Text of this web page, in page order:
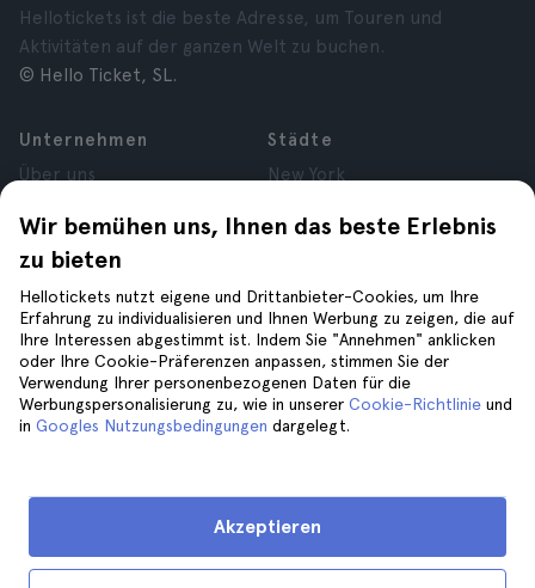
Wir bemühen uns, Ihnen das beste Erlebnis
zu bieten
Hellotickets nutzt eigene und Drittanbieter-Cookies, um Ihre
Erfahrung zu individualisieren und Ihnen Werbung zu zeigen, die auf
Ihre Interessen abgestimmt ist. Indem Sie "Annehmen" anklicken
oder Ihre Cookie-Präferenzen anpassen, stimmen Sie der
Verwendung Ihrer personenbezogenen Daten für die
Werbungspersonalisierung zu, wie in unserer Cookie-Richtlinie und
in Googles Nutzungsbedingungen dargelegt.
Akzeptieren
Hellotickets ist die beste Adresse, um Touren und
Aktivitäten auf der ganzen Welt zu buchen.
© Hello Ticket, SL.
Unternehmen
Über uns
Partner
Bewertungen
Datenschutz
Allgemeine
Geschäftsbedingungen
Cookies
Impressum
Städte
New York
Paris
Granada
Krakau
Teneriffa
Hilfe